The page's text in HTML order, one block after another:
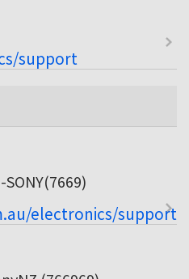
support
electronics/support